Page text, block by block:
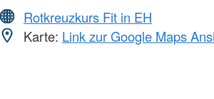
Rotkreuzkurs Fit in EH
Karte: Link zur Google Maps